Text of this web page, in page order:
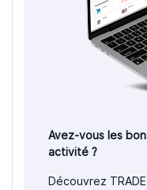
Avez-vous les
activité ?
Découvrez